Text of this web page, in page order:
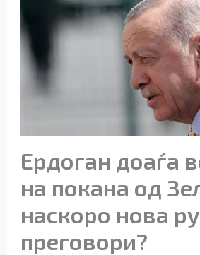
Ердоган доаѓа
на покана од
наскоро нова
преговори?